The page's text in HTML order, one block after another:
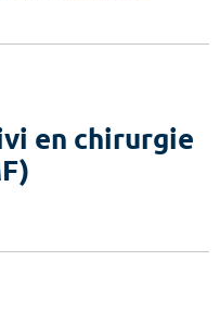
en chirurgie